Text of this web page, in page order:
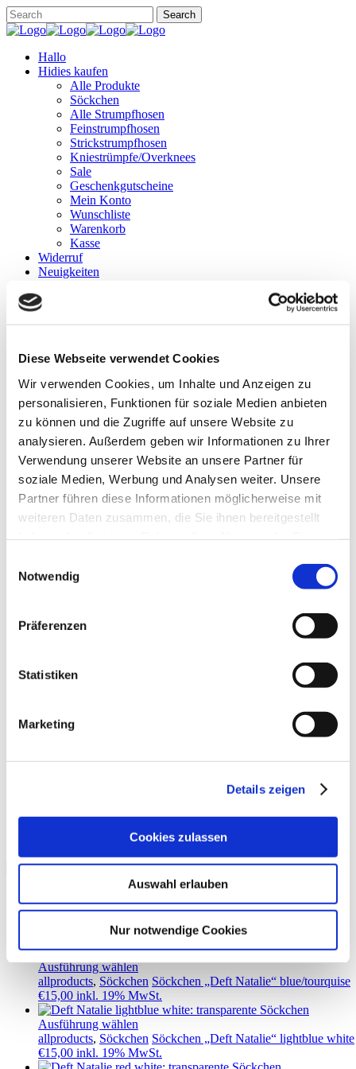
Diese Webseite verwendet Cookies
Wir verwenden Cookies, um Inhalte und Anzeigen zu
personalisieren, Funktionen für soziale Medien anbieten
zu können und die Zugriffe auf unsere Website zu
analysieren. Außerdem geben wir Informationen zu Ihrer
Verwendung unserer Website an unsere Partner für
soziale Medien, Werbung und Analysen weiter. Unsere
Partner führen diese Informationen möglicherweise mit
weiteren Daten zusammen, die Sie ihnen bereitgestellt
Notwendig
Präferenzen
Statistiken
Marketing
Details zeigen
Cookies zulassen
Auswahl erlauben
Nur notwendige Cookies
Hallo
Hidies kaufen
Alle Produkte
Söckchen
Alle Strumpfhosen
Feinstrumpfhosen
Strickstrumpfhosen
Kniestrümpfe/Overknees
Sale
Geschenkgutscheine
Mein Konto
Wunschliste
Warenkorb
Kasse
Widerruf
Neuigkeiten
Wissen
Strumpfhosen
Hallo
Hidies kaufen
Alle Produkte
Söckchen
Alle Strumpfhosen
Feinstrumpfhosen
Strickstrumpfhosen
Kniestrümpfe/Overknees
Sale
Geschenkgutscheine
Wunschliste
Kasse
Widerruf
Wissen
Deft Natalie
Ausführung wählen
Söckchen Söckchen „Deft Natalie orange/red
inkl. 19% MwSt.
Ausführung wählen
allproducts, Söckchen Söckchen „Deft Natalie“ blue/tourquise
€15,00 inkl. 19% MwSt.
Ausführung wählen
allproducts, Söckchen Söckchen „Deft Natalie“ lightblue white
€15,00 inkl. 19% MwSt.